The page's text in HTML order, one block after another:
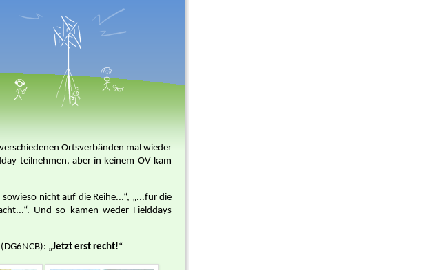
Ortsverbänden mal wieder
teilnehmen, aber in keinem OV kam
nicht auf die Reihe...“, „...für die
Und so kamen weder Fielddays
„Jetzt erst recht!“